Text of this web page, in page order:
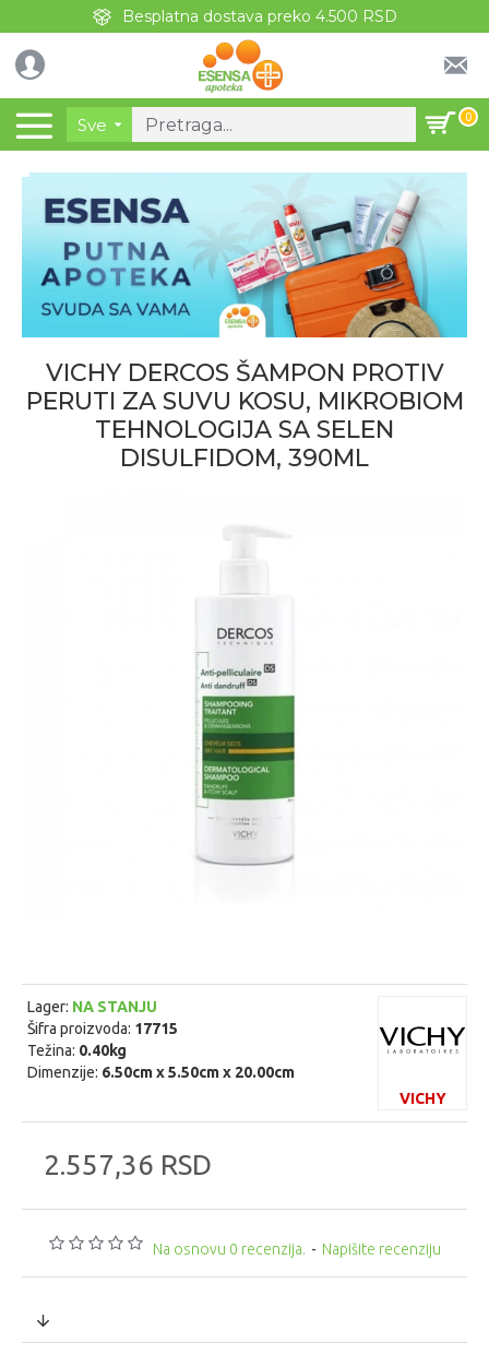
Besplatna dostava preko 4.500 RSD
Sve 0
VICHY DERCOS ŠAMPON PROTIV
PERUTI ZA SUVU KOSU, MIKROBIOM
TEHNOLOGIJA SA SELEN
DISULFIDOM, 390ML
Na osnovu 0 recenzija. - Napišite recenziju
2.557,36 RSD
Lager: NA STANJU
Šifra proizvoda: 17715
Težina: 0.40kg
Dimenzije: 6.50cm x 5.50cm x 20.00cm
VICHY